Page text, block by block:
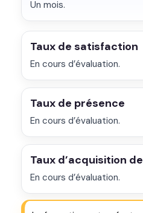
Un mois.
Taux de satisfaction
En cours d’évaluation.
Taux de présence
En cours d’évaluation.
Taux d’acquisition
En cours d’évaluation.